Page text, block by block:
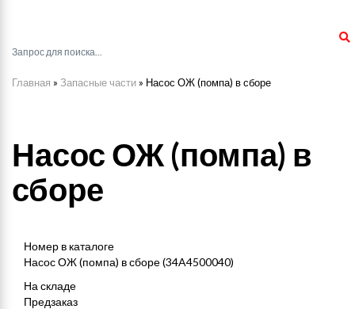
Главная » Запасные части » Насос ОЖ (помпа) в сборе
Насос ОЖ (помпа) в
сборе
Номер в каталоге
Насос ОЖ (помпа) в сборе (34A4500040)
На складе
Предзаказ